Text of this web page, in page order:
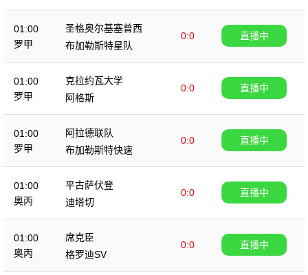
01:00
罗甲
圣格奥尔基塞普西
0:0
布加勒斯特星队
直播中
01:00
罗甲
克拉约瓦大学
0:0
阿格斯
直播中
01:00
罗甲
阿拉德联队
0:0
布加勒斯特快速
直播中
01:00
奥丙
平古萨伏登
0:0
迪塔切
直播中
01:00
奥丙
席克臣
0:0
格罗迪SV
直播中